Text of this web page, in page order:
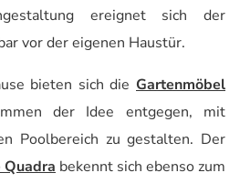
ereignet sich der
vor der eigenen Haustür.
bieten sich die Gartenmöbel
der Idee entgegen, mit
Poolbereich zu gestalten. Der
Quadra bekennt sich ebenso zum